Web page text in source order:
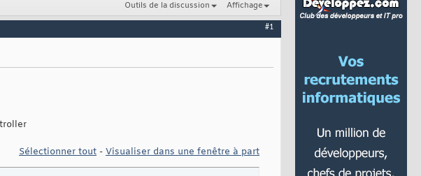
Outils de la discussion Affichage
#1
Sélectionner tout - Visualiser dans une fenêtre à part